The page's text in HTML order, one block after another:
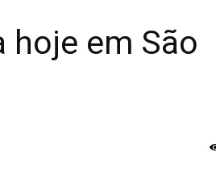
hoje em São